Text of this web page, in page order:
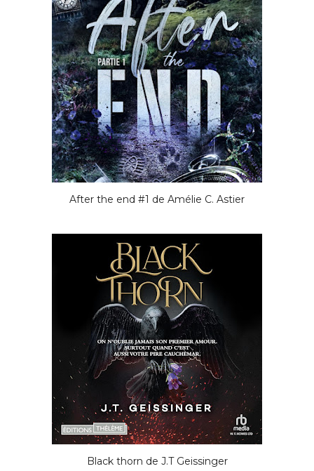
After the end #1 de Amélie C. Astier
Black thorn de J.T Geissinger